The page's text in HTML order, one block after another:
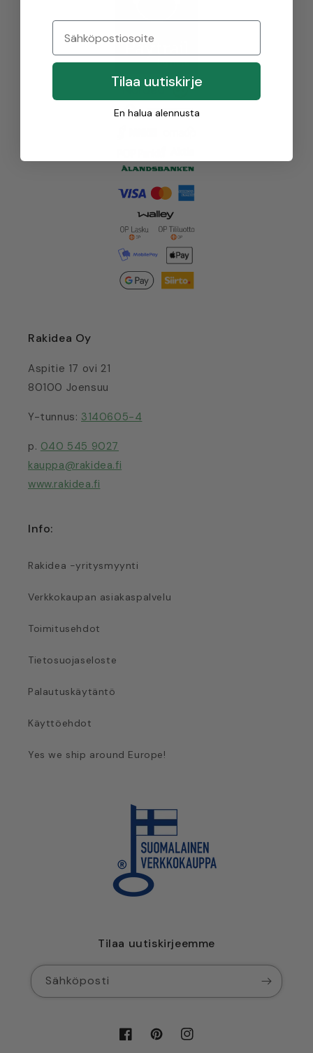
Rakidea Oy
Aspitie 17 ovi 21
80100 Joensuu
Y-tunnus: 3140605-4
p. 040 545 9027
kauppa@rakidea.fi
www.rakidea.fi
Info:
Rakidea -yritysmyynti
Verkkokaupan asiakaspalvelu
Toimitusehdot
Tietosuojaseloste
Palautuskäytäntö
Käyttöehdot
Yes we ship around Europe!
Tilaa uutiskirjeemme
Sähköposti
FacebookPinterestInstagram
Tilaa uutiskirje
En halua alennusta